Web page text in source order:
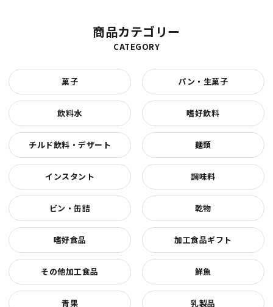
商品カテゴリー
CATEGORY
菓子 パン・生菓子
飲料水 嗜好飲料
チルド飲料・デザート 麺類
インスタント 調味料
ビン・缶詰 乾物
嗜好食品 加工食品ギフト
その他加工食品 鮮魚
青果 乳製品